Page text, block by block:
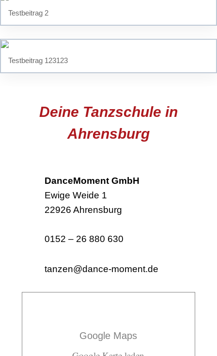
Testbeitrag 2
Testbeitrag 123123
Deine Tanzschule in
Ahrensburg
DanceMoment GmbH
Ewige Weide 1
22926 Ahrensburg
0152 – 26 880 630
tanzen@dance-moment.de
Google Maps